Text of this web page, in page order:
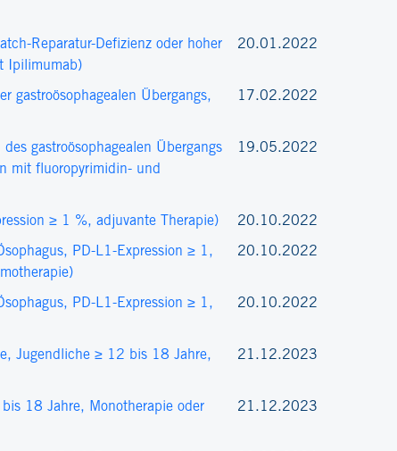
Reparatur-Defizienz oder hoher
Ipilimumab)
20.01.2022
gastroösophagealen Übergangs,
17.02.2022
gastroösophagealen Übergangs
mit fluoropyrimidin- und
19.05.2022
≥ 1 %, adjuvante Therapie) 20.10.2022
PD-L1-Expression ≥ 1,
20.10.2022
PD-L1-Expression ≥ 1,
20.10.2022
Jugendliche ≥ 12 bis 18 Jahre,
21.12.2023
18 Jahre, Monotherapie oder
21.12.2023